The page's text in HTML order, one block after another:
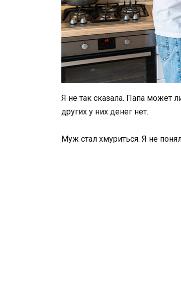
Я не так сказала. Папа может
других у них денег нет.
Муж стал хмуриться. Я не